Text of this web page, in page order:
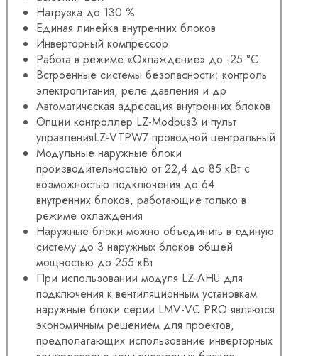
Нагрузка до 130 %
Единая линейка внутренних блоков
Инверторный компрессор
Работа в режиме «Охлаждение» до -25 °С
Встроенные системы безопасности: контроль
электропитания, реле давления и др
Автоматическая адресация внутренних блоков
Опции контроллер LZ-Modbus3 и пульт
управленияLZ-VTPW7 проводной центральный
Модульные наружные блоки
производительностью от 22,4 до 85 кВт с
возможностью подключения до 64
внутренних блоков, работающие только в
режиме охлаждения
Наружные блоки можно объединить в единую
систему до 3 наружных блоков общей
мощностью до 255 кВт
При использовании модуля LZ-AHU для
подключения к вентиляционным установкам
наружные блоки серии LMV-VC PRO являются
экономичным решением для проектов,
предполагающих использование инверторных